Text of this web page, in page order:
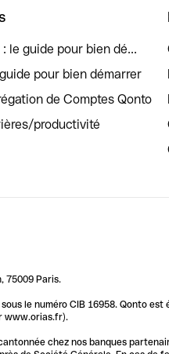
le guide pour bien dé...
pour bien démarrer
de Comptes Qonto
productivité
75009 Paris.
le numéro CIB 16958. Qonto
www.orias.fr).
chez nos banques